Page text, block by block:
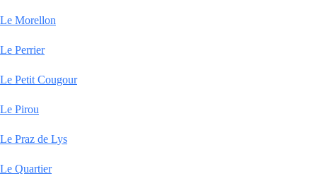
Le Morellon
Le Perrier
Le Petit Cougour
Le Pirou
Le Praz de Lys
Le Quartier